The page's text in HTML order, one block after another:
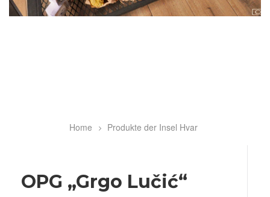
Breadcrumb
Home Produkte der Insel Hvar
OPG „Grgo Lučić“